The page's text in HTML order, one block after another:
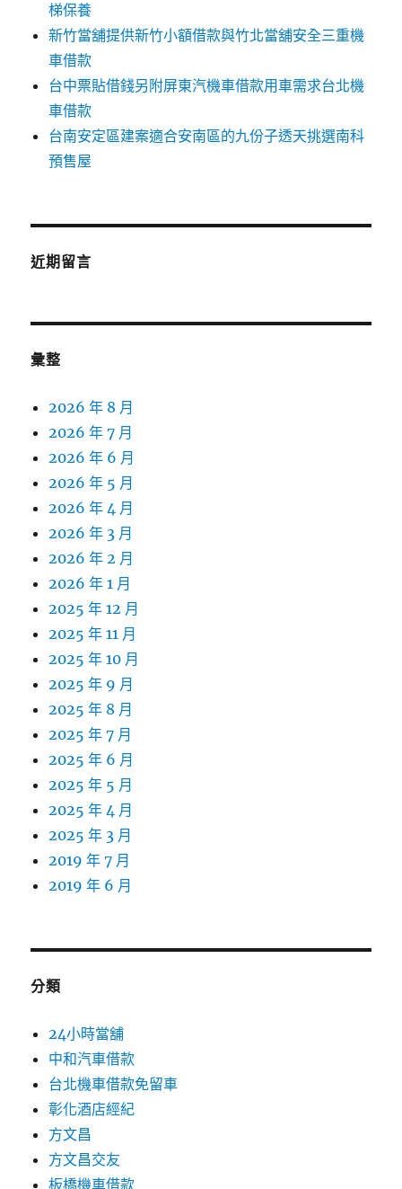
梯保養
新竹當舖提供新竹小額借款與竹北當舖安全三重機
車借款
台中票貼借錢另附屏東汽機車借款用車需求台北機
車借款
台南安定區建案適合安南區的九份子透天挑選南科
預售屋
近期留言
彙整
2026 年 8 月
2026 年 7 月
2026 年 6 月
2026 年 5 月
2026 年 4 月
2026 年 3 月
2026 年 2 月
2026 年 1 月
2025 年 12 月
2025 年 11 月
2025 年 10 月
2025 年 9 月
2025 年 8 月
2025 年 7 月
2025 年 6 月
2025 年 5 月
2025 年 4 月
2025 年 3 月
2019 年 7 月
2019 年 6 月
分類
24小時當舖
中和汽車借款
台北機車借款免留車
彰化酒店經紀
方文昌
方文昌交友
板橋機車借款